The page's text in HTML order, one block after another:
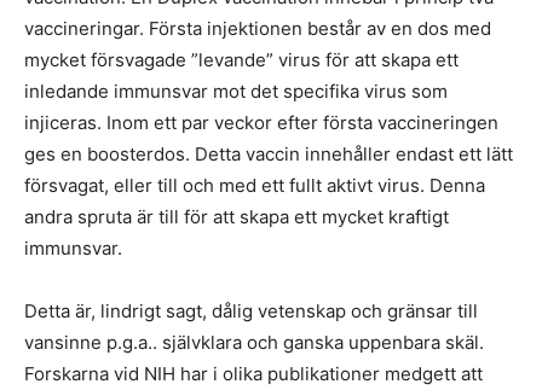
vaccineringar. Första injektionen består av en dos med
mycket försvagade ”levande” virus för att skapa ett
inledande immunsvar mot det specifika virus som
injiceras. Inom ett par veckor efter första vaccineringen
ges en boosterdos. Detta vaccin innehåller endast ett lätt
försvagat, eller till och med ett fullt aktivt virus. Denna
andra spruta är till för att skapa ett mycket kraftigt
immunsvar.
Detta är, lindrigt sagt, dålig vetenskap och gränsar till
vansinne p.g.a.. självklara och ganska uppenbara skäl.
Forskarna vid NIH har i olika publikationer medgett att